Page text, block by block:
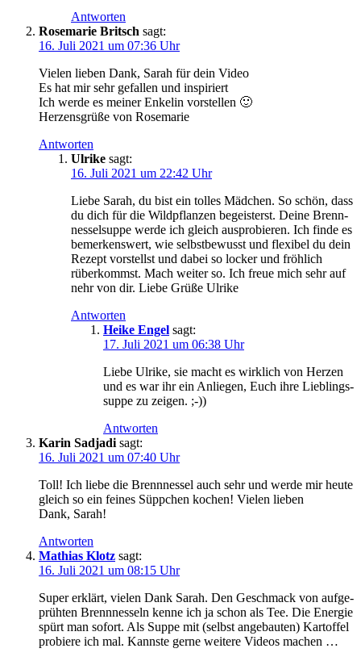
Antworten
Rosemarie Britsch sagt:
16. Juli 2021 um 07:36 Uhr
Vie­len lie­ben Dank, Sarah für dein Video
Es hat mir sehr gefal­len und inspiriert
Ich wer­de es mei­ner Enke­lin vorstellen 🙂
Her­zens­grü­ße von Rosemarie
Antworten
Ulrike sagt:
16. Juli 2021 um 22:42 Uhr
Lie­be Sarah, du bist ein tol­les Mäd­chen. So schön, dass
du dich für die Wild­pflan­zen begeis­terst. Dei­ne Brenn­
nes­sel­sup­pe wer­de ich gleich aus­pro­bie­ren. Ich fin­de es
bemer­kens­wert, wie selbst­be­wusst und fle­xi­bel du dein
Rezept vor­stellst und dabei so locker und fröh­lich
rüber­kommst. Mach wei­ter so. Ich freue mich sehr auf
nehr von dir. Lie­be Grü­ße Ulrike
Antworten
Heike Engel sagt:
17. Juli 2021 um 06:38 Uhr
Lie­be Ulri­ke, sie macht es wirk­lich von Her­zen
und es war ihr ein Anlie­gen, Euch ihre Lieb­lings­
sup­pe zu zeigen. ;-))
Antworten
Karin Sadjadi sagt:
16. Juli 2021 um 07:40 Uhr
Toll! Ich lie­be die Brenn­nes­sel auch sehr und wer­de mir heu­te
gleich so ein fei­nes Süpp­chen kochen! Vie­len lie­ben
Dank, Sarah!
Antworten
Mathias Klotz sagt:
16. Juli 2021 um 08:15 Uhr
Super erklärt, vie­len Dank Sarah. Den Geschmack von auf­ge­
prüh­ten Brenn­nes­seln ken­ne ich ja schon als Tee. Die Ener­gie
spürt man sofort. Als Sup­pe mit (selbst ange­bau­ten) Kar­tof­fel
pro­bie­re ich mal. Kanns­te ger­ne wei­te­re Vide­os machen …